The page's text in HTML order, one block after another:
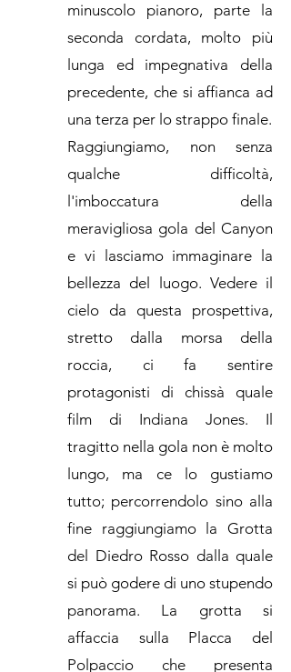
minuscolo pianoro, parte la
seconda cordata, molto più
lunga ed impegnativa della
precedente, che si affianca ad
una terza per lo strappo finale.
Raggiungiamo, non senza
qualche difficoltà,
l'imboccatura della
meravigliosa gola del Canyon
e vi lasciamo immaginare la
bellezza del luogo. Vedere il
cielo da questa prospettiva,
stretto dalla morsa della
roccia, ci fa sentire
protagonisti di chissà quale
film di Indiana Jones. Il
tragitto nella gola non è molto
lungo, ma ce lo gustiamo
tutto; percorrendolo sino alla
fine raggiungiamo la Grotta
del Diedro Rosso dalla quale
si può godere di uno stupendo
panorama. La grotta si
affaccia sulla Placca del
Polpaccio che presenta